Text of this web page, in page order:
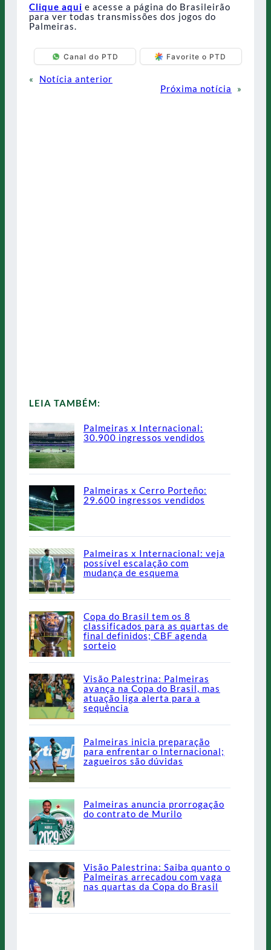
Clique aqui e acesse a página do Brasileirão
para ver todas transmissões dos jogos do
Palmeiras.
Canal do PTD Favorite o PTD
«
Notícia anterior
Próxima notícia
»
LEIA TAMBÉM:
Palmeiras x Internacional:
30.900 ingressos vendidos
Palmeiras x Cerro Porteño:
29.600 ingressos vendidos
Palmeiras x Internacional: veja
possível escalação com
mudança de esquema
Copa do Brasil tem os 8
classificados para as quartas de
final definidos; CBF agenda
sorteio
Visão Palestrina: Palmeiras
avança na Copa do Brasil, mas
atuação liga alerta para a
sequência
Palmeiras inicia preparação
para enfrentar o Internacional;
zagueiros são dúvidas
Palmeiras anuncia prorrogação
do contrato de Murilo
Visão Palestrina: Saiba quanto o
Palmeiras arrecadou com vaga
nas quartas da Copa do Brasil